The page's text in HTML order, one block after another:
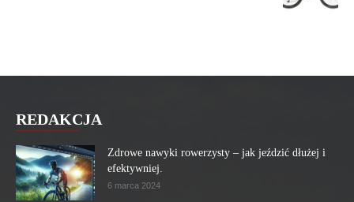
REDAKCJA
Zdrowe nawyki rowerzysty – jak jeździć dłużej i
efektywniej.
6 marca 2024